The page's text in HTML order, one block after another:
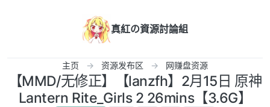
真紅の資源討論組
主页 资源发布区 网赚盘资源
【MMD/无修正】【lanzfh】2月15日 原神
Lantern Rite_Girls 2 26mins【3.6G】